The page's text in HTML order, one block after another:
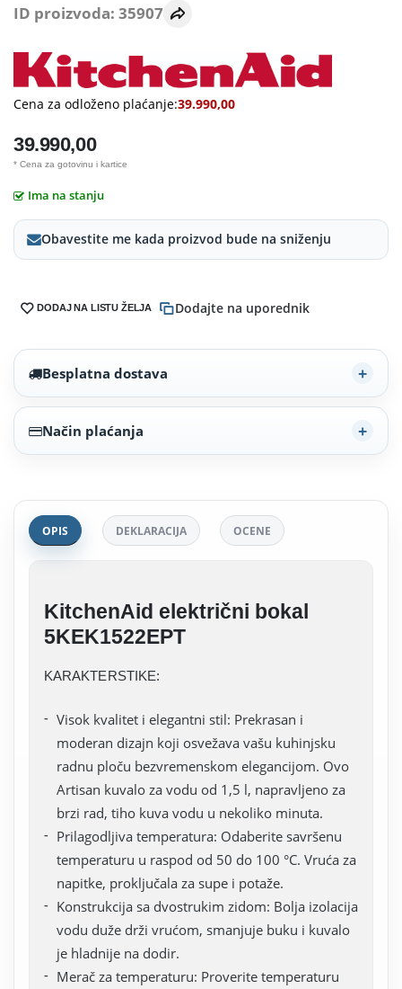
ID proizvoda: 35907
Cena za odloženo plaćanje:39.990,00
39.990,00
* Cena za gotovinu i kartice
Ima na stanju
Obavestite me kada proizvod bude na sniženju
DODAJ NA LISTU ŽELJA Dodajte na uporednik
Besplatna dostava
Način plaćanja
OPIS DEKLARACIJA OCENE
KitchenAid električni bokal
5KEK1522EPT
KARAKTERSTIKE:
Visok kvalitet i elegantni stil: Prekrasan i
moderan dizajn koji osvežava vašu kuhinjsku
radnu ploču bezvremenskom elegancijom. Ovo
Artisan kuvalo za vodu od 1,5 l, napravljeno za
brzi rad, tiho kuva vodu u nekoliko minuta.
Prilagodljiva temperatura: Odaberite savršenu
temperaturu u raspod od 50 do 100 °C. Vruća za
napitke, proključala za supe i potaže.
Konstrukcija sa dvostrukim zidom: Bolja izolacija
vodu duže drži vrućom, smanjuje buku i kuvalo
je hladnije na dodir.
Merač za temperaturu: Proverite temperaturu